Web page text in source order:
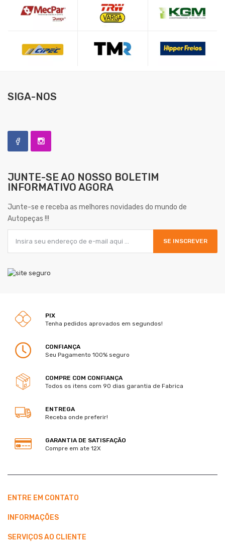
SIGA-NOS
JUNTE-SE AO NOSSO BOLETIM
INFORMATIVO AGORA
Junte-se e receba as melhores novidades do mundo de
Autopeças !!!
SE INSCREVER
PIX
Tenha pedidos aprovados em segundos!
CONFIANÇA
Seu Pagamento 100% seguro
COMPRE COM CONFIANÇA
Todos os itens com 90 dias garantia de Fabrica
ENTREGA
Receba onde preferir!
GARANTIA DE SATISFAÇÃO
Compre em ate 12X
ENTRE EM CONTATO
INFORMAÇÕES
SERVIÇOS AO CLIENTE